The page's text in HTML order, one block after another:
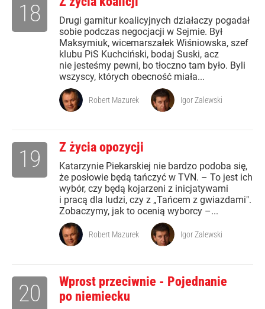
Drugi garnitur koalicyjnych działaczy pogadał
sobie podczas negocjacji w Sejmie. Był
Maksymiuk, wicemarszałek Wiśniowska, szef
klubu PiS Kuchciński, bodaj Suski, acz
nie jesteśmy pewni, bo tłoczno tam było. Byli
wszyscy, których obecność miała...
18
Robert Mazurek Igor Zalewski
Z życia opozycji
Katarzynie Piekarskiej nie bardzo podoba się,
że posłowie będą tańczyć w TVN. – To jest ich
wybór, czy będą kojarzeni z inicjatywami
i pracą dla ludzi, czy z „Tańcem z gwiazdami".
Zobaczymy, jak to ocenią wyborcy –...
19
Robert Mazurek Igor Zalewski
Wprost przeciwnie - Pojednanie
po niemiecku
20